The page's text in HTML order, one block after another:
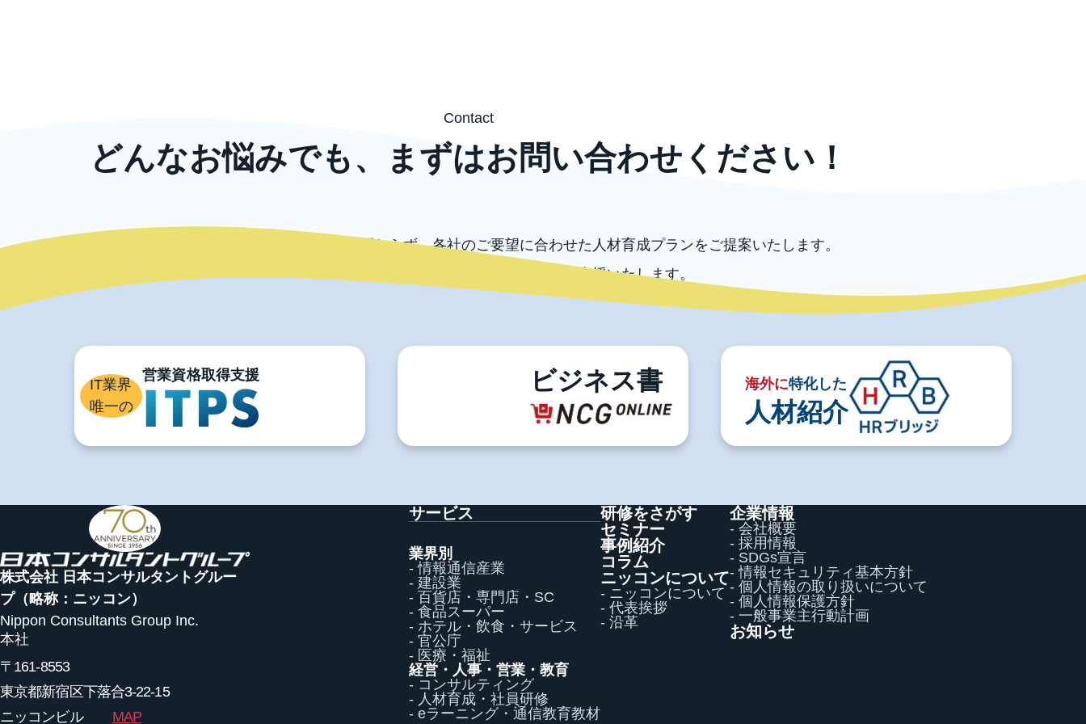
どんなお悩みでも、まずはお問い合わせください！
Contact
ニッコンでは、企業規模の大小や業種に関わらず、各社のご要望に合わせた人材育成プランをご提案いたします。
また、教育研修以外の各種コンサルテーションもご支援いたします。
まずはお気軽にお問い合わせください。
電話でのお問い合わせ
03-5996-0787
IT業界
唯一の
ビジネス書 海外に特化した
人材紹介
株式会社 日本コンサルタントグルー
プ（略称：ニッコン）
Nippon Consultants Group Inc.
本社
〒161-8553
東京都新宿区下落合3-22-15
ニッコンビル
MAP
サービス
業界別
- 情報通信産業
- 建設業
- 百貨店・専門店・SC
- 食品スーパー
- ホテル・飲食・サービス
- 官公庁
- 医療・福祉
経営・人事・営業・教育
- コンサルティング
- 人材育成・社員研修
- eラーニング・通信教育教材
研修をさがす
セミナー
事例紹介
コラム
ニッコンについて
- ニッコンについて
- 代表挨拶
- 沿革
企業情報
- 会社概要
- 採用情報
- SDGs宣言
- 情報セキュリティ基本方針
- 個人情報の取り扱いについて
- 個人情報保護方針
- 一般事業主行動計画
お知らせ